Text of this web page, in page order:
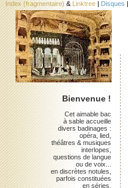
Index (fragmentaire) & Linktree | Disques |
Bienvenue !
Cet aimable bac
à sable accueille
divers badinages :
opéra, lied,
théâtres & musiques
interlopes,
questions de langue
ou de voix...
en discrètes notules,
parfois constituées
en séries.